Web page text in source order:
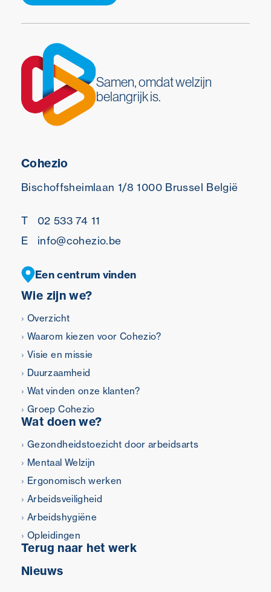
Samen, omdat welzijn
belangrijk is.
Wie zijn we?
Overzicht
Waarom kiezen voor Cohezio?
Visie en missie
Duurzaamheid
Wat vinden onze klanten?
Groep Cohezio
Wat doen we?
Gezondheidstoezicht door arbeidsarts
Mentaal Welzijn
Ergonomisch werken
Arbeidsveiligheid
Arbeidshygiëne
Opleidingen
Terug naar het werk
Nieuws
Cohezio
Bischoffsheimlaan 1/8 1000 Brussel België
T
02 533 74 11
E
info@cohezio.be
Een centrum vinden